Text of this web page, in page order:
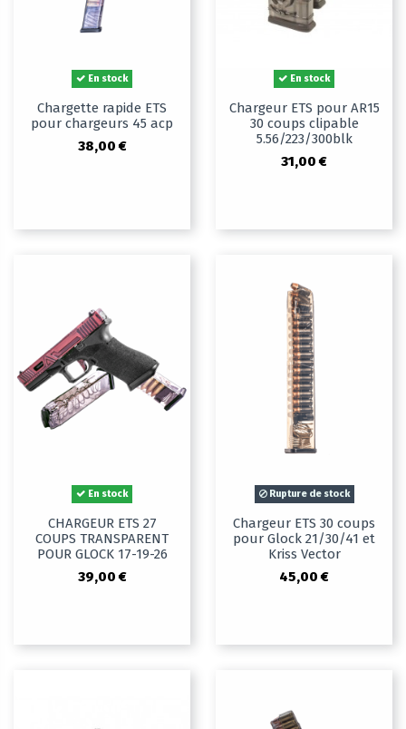
En stock
Chargette rapide ETS
pour chargeurs 45 acp
38,00 €
En stock
Chargeur ETS pour AR15
30 coups clipable
5.56/223/300blk
31,00 €
En stock
CHARGEUR ETS 27
COUPS TRANSPARENT
POUR GLOCK 17-19-26
39,00 €
Rupture de stock
Chargeur ETS 30 coups
pour Glock 21/30/41 et
Kriss Vector
45,00 €